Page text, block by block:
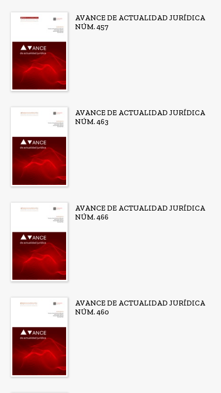
AVANCE DE ACTUALIDAD JURÍDICA
NÚM. 457
AVANCE DE ACTUALIDAD JURÍDICA
NÚM. 463
AVANCE DE ACTUALIDAD JURÍDICA
NÚM. 466
AVANCE DE ACTUALIDAD JURÍDICA
NÚM. 460